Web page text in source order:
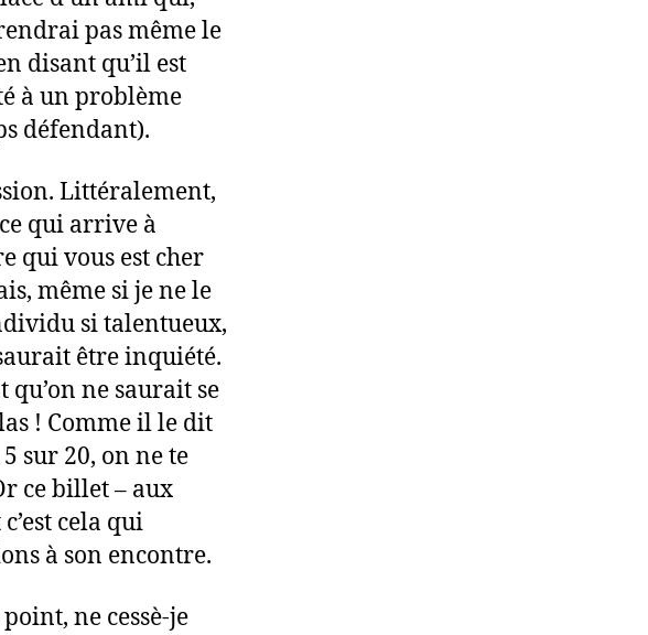
pas même le
disant qu’il est
à un problème
défendant).
Littéralement,
qui arrive à
qui vous est cher
même si je ne le
si talentueux,
être inquiété.
ne saurait se
! Comme il le dit
sur 20, on ne te
ce billet – aux
cela qui
à son encontre.
ne cessè-je